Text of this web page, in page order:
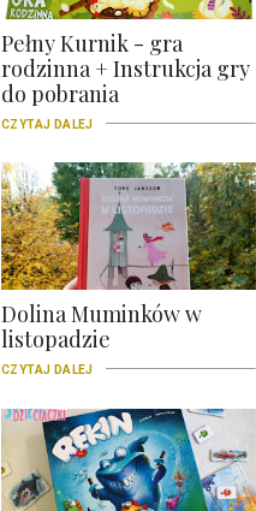
Pełny Kurnik - gra
rodzinna + Instrukcja gry
do pobrania
CZYTAJ DALEJ
Dolina Muminków w
listopadzie
CZYTAJ DALEJ